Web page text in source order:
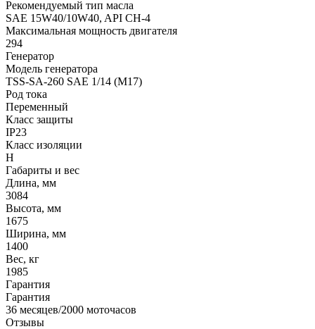
Рекомендуемый тип масла
SAE 15W40/10W40, API CH-4
Максимальная мощность двигателя
294
Генератор
Модель генератора
TSS-SA-260 SAE 1/14 (М17)
Род тока
Переменный
Класс защиты
IP23
Класс изоляции
Н
Габариты и вес
Длина, мм
3084
Высота, мм
1675
Ширина, мм
1400
Вес, кг
1985
Гарантия
Гарантия
36 месяцев/2000 моточасов
Отзывы